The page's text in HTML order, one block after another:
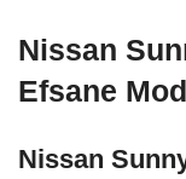
Nissan
Efsane
Nissan